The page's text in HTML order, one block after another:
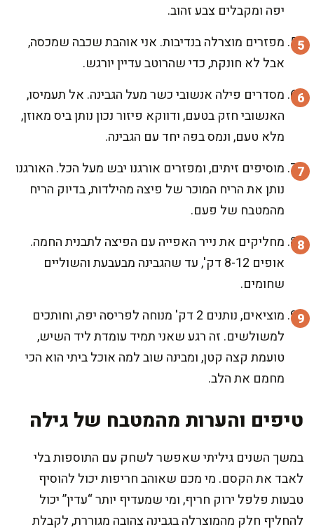
יפה ומקבלים צבע זהוב.
מפזרים מוצרלה בנדיבות. אני אוהבת שכבה שמכסה,
אבל לא חונקת, כדי שהרוטב עדיין יורגש.
מסדרים פילה אנשובי כשר מעל הגבינה. אל תעמיסו,
האנשובי חזק בטעם, ודווקא פיזור נכון נותן ביס מאוזן,
מלא טעם, ונמס בפה יחד עם הגבינה.
מוסיפים זיתים, ומפזרים אורגנו יבש מעל הכל. האורגנו
נותן את הריח המוכר של פיצה מהילדות, בדיוק הריח
מהמטבח של פעם.
מחליקים את נייר האפייה עם הפיצה לתבנית החמה.
אופים 8-12 דק', עד שהגבינה מבעבעת והשוליים
שחומים.
מוציאים, נותנים 2 דק' מנוחה לפריסה יפה, וחותכים
למשולשים. זה רגע שאני תמיד עומדת ליד השיש,
טועמת קצה קטן, ומבינה שוב למה אוכל ביתי הוא הכי
מחמם את הלב.
טיפים והערות מהמטבח של גילה
במשך השנים גיליתי שאפשר לשחק עם התוספות בלי
לאבד את הקסם. מי מכם שאוהב חריפות יכול להוסיף
טבעות פלפל ירוק חריף, ומי שמעדיף יותר “עדין” יכול
להחליף חלק מהמוצרלה בגבינה צהובה מגוררת, לקבלת